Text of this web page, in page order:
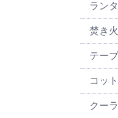
ラン
焚き火
テー
コッ
クー